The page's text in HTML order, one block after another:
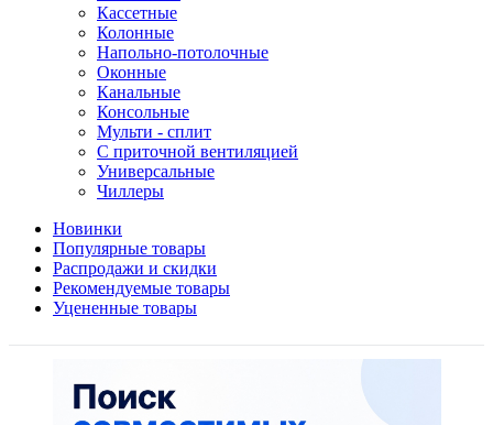
Кассетные
Колонные
Напольно-потолочные
Оконные
Канальные
Консольные
Мульти - сплит
С приточной вентиляцией
Универсальные
Чиллеры
Новинки
Популярные товары
Распродажи и скидки
Рекомендуемые товары
Уцененные товары